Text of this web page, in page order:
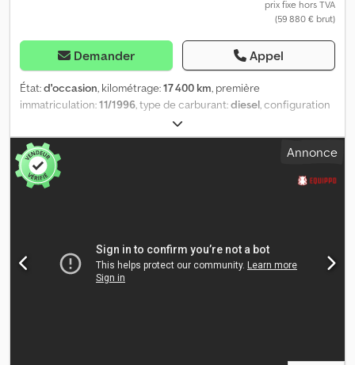
prix fixe hors TVA
(59 880 € brut)
Demander Appel
État:d'occasion, kilométrage:17 400 km, première
immatriculation:11/1996, type de carburant:diesel, configuration
, type d'engrenage:
construction:1996, Prêt à l'emploi 3 400 heures Dcjdpfxotwh Tfs
Abxjk
Annonce